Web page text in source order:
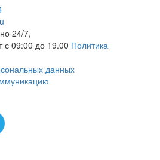
24/7,
с 09:00 до 19.00 Политика
данных